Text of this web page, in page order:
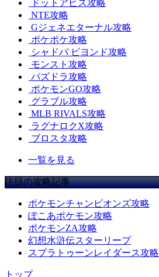
ドットアビス攻略
NTE攻略
Gジェネエターナル攻略
ポケポケ攻略
シャドバ ビヨンド攻略
モンスト攻略
パズドラ攻略
ポケモンGO攻略
グラブル攻略
MLB RIVALS攻略
ラグナロクX攻略
ブロスタ攻略
一覧を見る
注目の攻略記事
ポケモンチャンピオンズ攻略
ぽこあポケモン攻略
ポケモンZA攻略
幻想水滸伝スターリープ
スプラトゥーンレイダース攻略
トップ